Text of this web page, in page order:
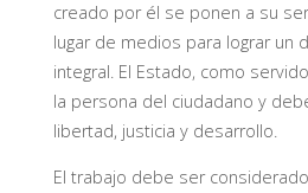
creado por él se ponen a su
lugar de medios para lograr un
integral. El Estado, como
la persona del ciudadano y
libertad, justicia y desarrollo.
El trabajo debe ser